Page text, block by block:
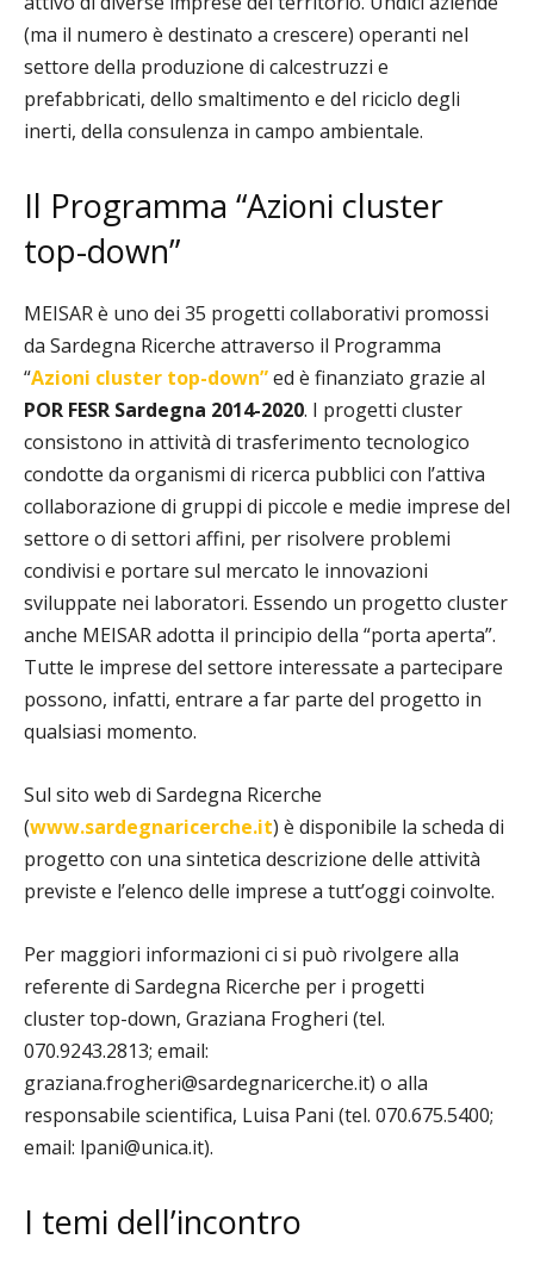
(ma il numero è destinato a crescere) operanti nel
settore della produzione di calcestruzzi e
prefabbricati, dello smaltimento e del riciclo degli
inerti, della consulenza in campo ambientale.
Il Programma “Azioni cluster
top-down”
MEISAR è uno dei 35 progetti collaborativi promossi
da Sardegna Ricerche attraverso il Programma
“Azioni cluster top-down”ed è finanziato grazie al
POR FESR Sardegna 2014-2020. I progetti cluster
consistono in attività di trasferimento tecnologico
condotte da organismi di ricerca pubblici con l’attiva
collaborazione di gruppi di piccole e medie imprese del
settore o di settori affini, per risolvere problemi
condivisi e portare sul mercato le innovazioni
sviluppate nei laboratori. Essendo un progetto cluster
anche MEISAR adotta il principio della “porta aperta”.
Tutte le imprese del settore interessate a partecipare
possono, infatti, entrare a far parte del progetto in
qualsiasi momento.
Sul sito web di Sardegna Ricerche
(www.sardegnaricerche.it) è disponibile la scheda di
progetto con una sintetica descrizione delle attività
previste e l’elenco delle imprese a tutt’oggi coinvolte.
Per maggiori informazioni ci si può rivolgere alla
referente di Sardegna Ricerche per i progetti
clustertop-down, Graziana Frogheri (tel.
070.9243.2813; email:
graziana.frogheri@sardegnaricerche.it) o alla
responsabile scientifica, Luisa Pani (tel. 070.675.5400;
email: lpani@unica.it).
I temi dell’incontro